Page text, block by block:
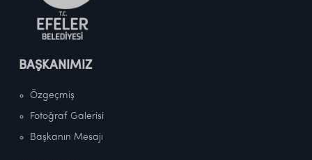
BAŞKANIMIZ
Özgeçmiş
Fotoğraf Galerisi
Başkanın Mesajı